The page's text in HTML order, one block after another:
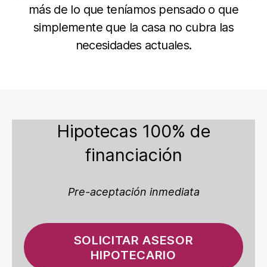
más de lo que teníamos pensado o que
simplemente que la casa no cubra las
necesidades actuales.
Hipotecas 100% de
financiación
Pre-aceptación inmediata
SOLICITAR ASESOR
HIPOTECARIO